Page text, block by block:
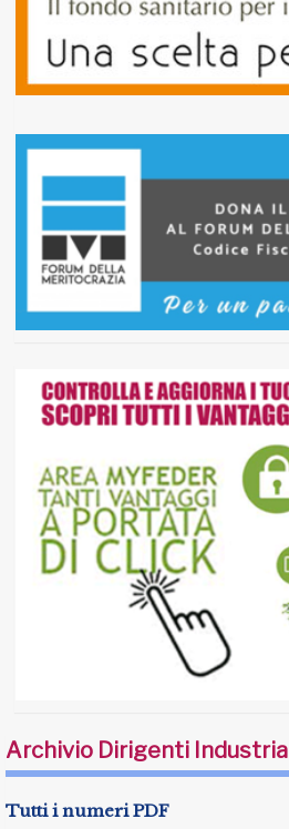
Archivio Dirigenti Industria
Tutti i numeri PDF